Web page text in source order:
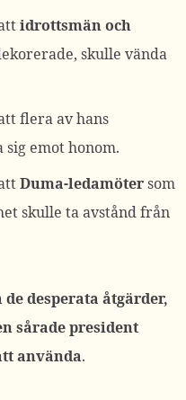
idrottsmän och
skulle vända
flera av hans
emot honom.
Duma-ledamötersom
skulle ta avstånd från
desperata åtgärder,
sårade president
använda.